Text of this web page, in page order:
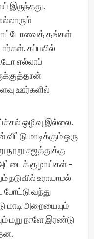
இருந்தது.
தங்கள்
கப்பலில்
எல்லாப்
ஊர்களில்
ஒழிவு இல்லை.
மாடிக்கும் ஒரு
நூறு கஜத்துக்கு
குழாய்கள் –
நடுவில் உராயாமல்
போட்டு வந்து
மாடி அறையையும்
மறு நாளே இரண்டு